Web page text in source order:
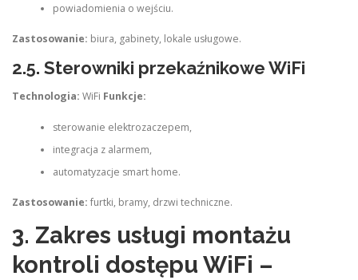
powiadomienia o wejściu.
Zastosowanie: biura, gabinety, lokale usługowe.
2.5. Sterowniki przekaźnikowe WiFi
Technologia: WiFi Funkcje:
sterowanie elektrozaczepem,
integracja z alarmem,
automatyzacje smart home.
Zastosowanie: furtki, bramy, drzwi techniczne.
3. Zakres usługi montażu
kontroli dostępu WiFi –